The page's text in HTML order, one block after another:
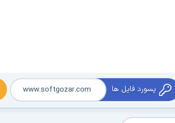
پسورد فایل ها www.softgozar.com